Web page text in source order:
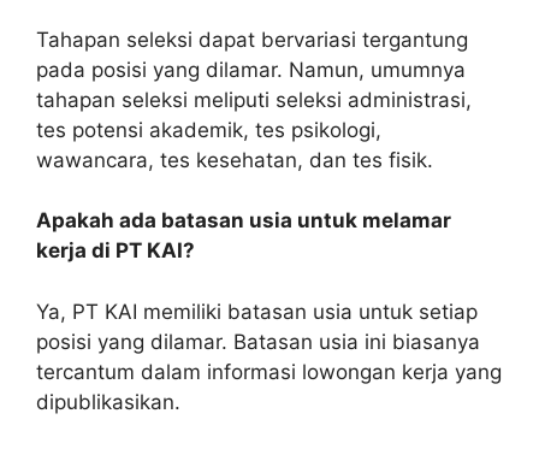
Tahapan seleksi dapat bervariasi tergantung
pada posisi yang dilamar. Namun, umumnya
tahapan seleksi meliputi seleksi administrasi,
tes potensi akademik, tes psikologi,
wawancara, tes kesehatan, dan tes fisik.
Apakah ada batasan usia untuk melamar
kerja di PT KAI?
Ya, PT KAI memiliki batasan usia untuk setiap
posisi yang dilamar. Batasan usia ini biasanya
tercantum dalam informasi lowongan kerja yang
dipublikasikan.